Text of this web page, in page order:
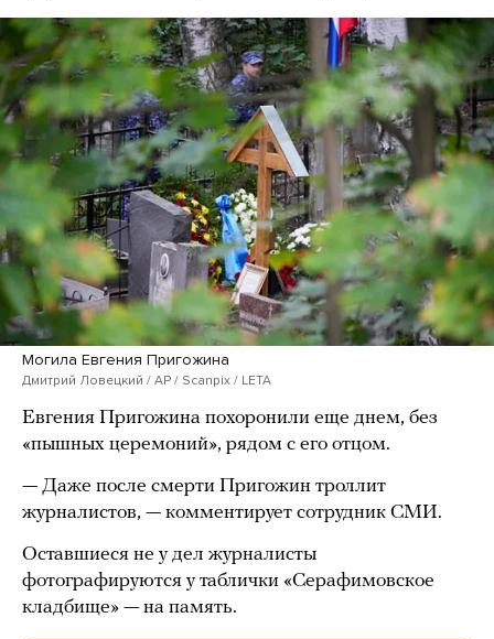
Могила Евгения Пригожина
Дмитрий Ловецкий / AP / Scanpix / LETA
Евгения Пригожина похоронили еще днем, без
«пышных церемоний», рядом с его отцом.
— Даже после смерти Пригожин троллит
журналистов, — комментирует сотрудник СМИ.
Оставшиеся не у дел журналисты
фотографируются у таблички «Серафимовское
кладбище» — на память.